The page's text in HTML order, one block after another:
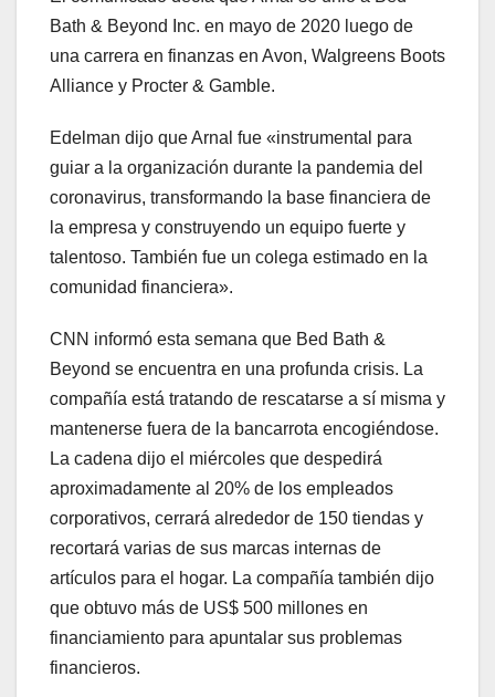
Bath & Beyond Inc. en mayo de 2020 luego de
una carrera en finanzas en Avon, Walgreens Boots
Alliance y Procter & Gamble.
Edelman dijo que Arnal fue «instrumental para
guiar a la organización durante la pandemia del
coronavirus, transformando la base financiera de
la empresa y construyendo un equipo fuerte y
talentoso. También fue un colega estimado en la
comunidad financiera».
CNN informó esta semana que Bed Bath &
Beyond se encuentra en una profunda crisis. La
compañía está tratando de rescatarse a sí misma y
mantenerse fuera de la bancarrota encogiéndose.
La cadena dijo el miércoles que despedirá
aproximadamente al 20% de los empleados
corporativos, cerrará alrededor de 150 tiendas y
recortará varias de sus marcas internas de
artículos para el hogar. La compañía también dijo
que obtuvo más de US$ 500 millones en
financiamiento para apuntalar sus problemas
financieros.